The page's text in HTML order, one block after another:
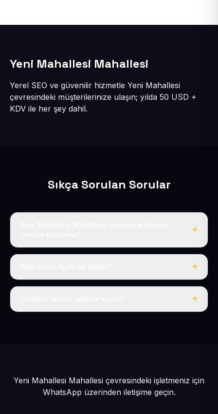
Yeni Mahallesi Mahallesi
Yerel SEO ve güvenilir hizmetle Yeni Mahallesi
çevresindeki müşterilerinize ulaşın; yılda 50 USD +
KDV ile her şey dahil.
Sıkça Sorulan Sorular
Evet, Yeni Mahallesi dahil tüm Hacılar ve Hacılar
Tek fiyat: yılda 50 USD + KDV, her şey dahil.
Yeni Mahallesi Mahallesi çevresindeki işletmeniz için
WhatsApp üzerinden iletişime geçin.